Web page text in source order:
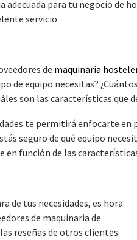
adecuada para tu negocio de
servicio.
de maquinaria
de equipo necesitas?
son las características que
te permitirá enfocarte en
seguro de qué equipo
en función de las
de tus necesidades, es hora
de maquinaria de
reseñas de otros clientes.